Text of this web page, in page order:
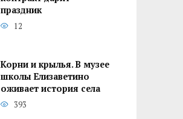
праздник
12
Корни и крылья. В музее
школы Елизаветино
оживает история села
393